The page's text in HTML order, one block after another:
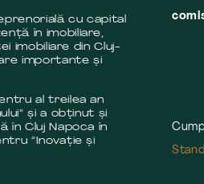
cu capital
în imobiliare,
imobiliare din Cluj-
importante și
al treilea an
și a obținut și
în Cluj Napoca în
”Inovație și